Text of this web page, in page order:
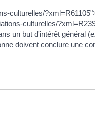
culturelles/
culturelles/
un but d'intérêt général
doivent conclure une